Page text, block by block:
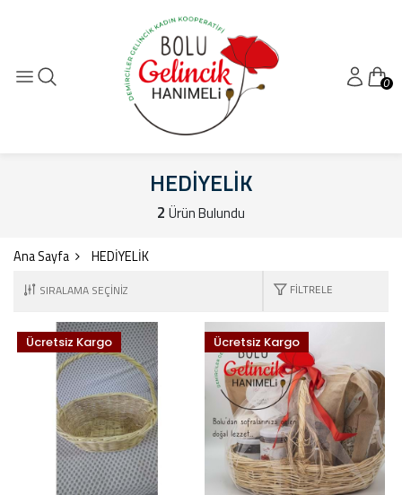
0
HEDİYELİK
2 Ürün Bulundu
Ana Sayfa HEDİYELİK
FILTRELE
Ücretsiz Kargo Ücretsiz Kargo